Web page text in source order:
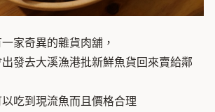
家奇異的雜貨肉舖，
發去大溪漁港批新鮮魚貨回來賣給鄰
吃到現流魚而且價格合理